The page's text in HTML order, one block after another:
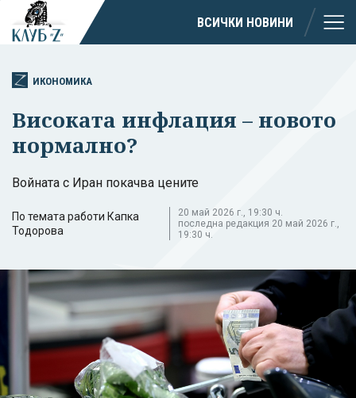
ВСИЧКИ НОВИНИ
ИКОНОМИКА
Високата инфлация – новото
нормално?
Войната с Иран покачва цените
По темата работи Капка
Тодорова
20 май 2026 г., 19:30 ч.
последна редакция 20 май 2026 г.,
19:30 ч.